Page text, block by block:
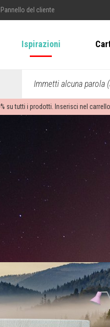
Pannello del cliente
Ispirazioni
Immetti alcuna parola
su tutti i prodotti. Inserisci nel